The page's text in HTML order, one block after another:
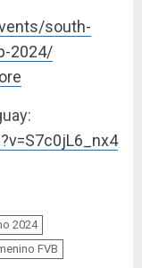
south-
2024/
v=S7c0jL6_nx4
2024
FVB